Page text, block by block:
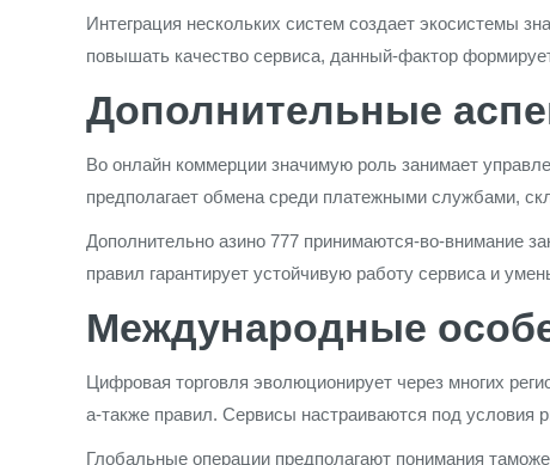
Интеграция нескольких систем создает экосистемы
повышать качество сервиса, данный-фактор
Дополнительные
Во онлайн коммерции значимую роль занимает
предполагает обмена среди платежными службами,
Дополнительно азино 777 принимаются-во-внимание
правил гарантирует устойчивую работу сервиса и
Международные
Цифровая торговля эволюционирует через многих
а-также правил. Сервисы настраиваются под условия
Глобальные операции предполагают понимания